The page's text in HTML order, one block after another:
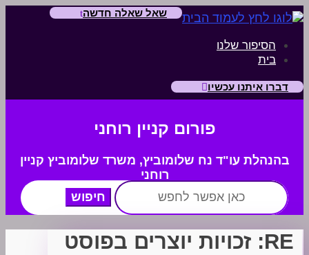
דברו איתנו עכשיו
שאל שאלה חדשה
הסיפור שלנו
בית
פורום קניין רוחני
בהנהלת עו"ד נח שלומוביץ, משרד שלומוביץ קניין
רוחני
חפש:
RE: זכויות יוצרים בפוסט